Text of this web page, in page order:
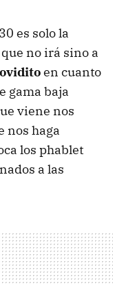
es solo la
no irá sino a
en cuanto
gama baja
viene nos
nos haga
los phablet
a las